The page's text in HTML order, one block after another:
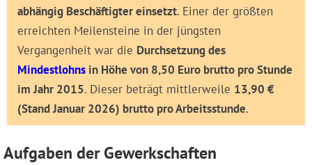
abhängig Beschäftigter einsetzt. Einer der größten
erreichten Meilensteine in der jüngsten
Vergangenheit war die Durchsetzung des
Mindestlohns in Höhe von 8,50 Euro brutto pro Stunde
im Jahr 2015. Dieser beträgt mittlerweile 13,90 €
(Stand Januar 2026) brutto pro Arbeitsstunde.
Aufgaben der Gewerkschaften